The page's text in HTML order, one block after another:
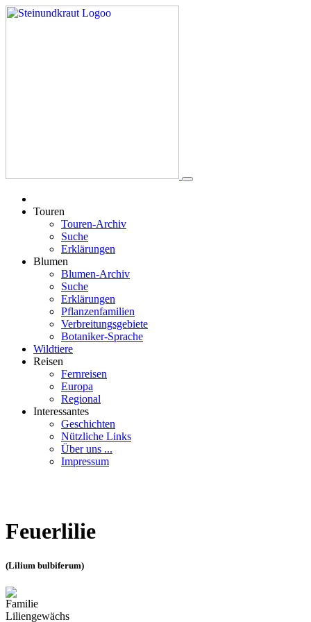
Touren
Touren-Archiv
Suche
Erklärungen
Blumen
Blumen-Archiv
Suche
Erklärungen
Pflanzenfamilien
Verbreitungsgebiete
Botaniker-Sprache
Wildtiere
Reisen
Fernreisen
Europa
Regional
Interessantes
Geschichten
Nützliche Links
Über uns ...
Impressum
Feuerlilie
(Lilium bulbiferum)
Familie
Liliengewächs